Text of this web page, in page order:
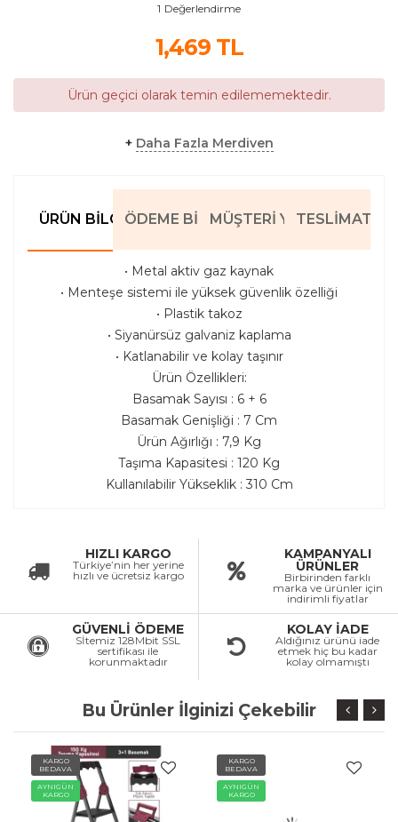
1 Değerlendirme
1,469TL
Ürün geçici olarak temin edilememektedir.
+ Daha Fazla Merdiven
ÜRÜN BILGILERIÖDEME BILGILERIMÜŞTERI YORUMLARI
TESLIMAT
• Metal aktiv gaz kaynak
• Menteşe sistemi ile yüksek güvenlik özelliği
• Plastik takoz
• Siyanürsüz galvaniz kaplama
• Katlanabilir ve kolay taşınır
Ürün Özellikleri:
Basamak Sayısı : 6 + 6
Basamak Genişliği : 7 Cm
Ürün Ağırlığı : 7,9 Kg
Taşıma Kapasitesi : 120 Kg
Kullanılabilir Yükseklik : 310 Cm
HIZLI KARGO
Türkiye’nin her yerine
hızlı ve ücretsiz kargo
KAMPANYALI
ÜRÜNLER
Birbirinden farklı
marka ve ürünler için
indirimli fiyatlar
GÜVENLİ ÖDEME
Sİtemiz 128Mbit SSL
sertifikası ile
korunmaktadır
KOLAY İADE
Aldığınız ürünü iade
etmek hiç bu kadar
kolay olmamıştı
Bu Ürünler İlginizi Çekebilir
KARGO
BEDAVA
AYNIGÜN
KARGO
KARGO
BEDAVA
AYNIGÜN
KARGO